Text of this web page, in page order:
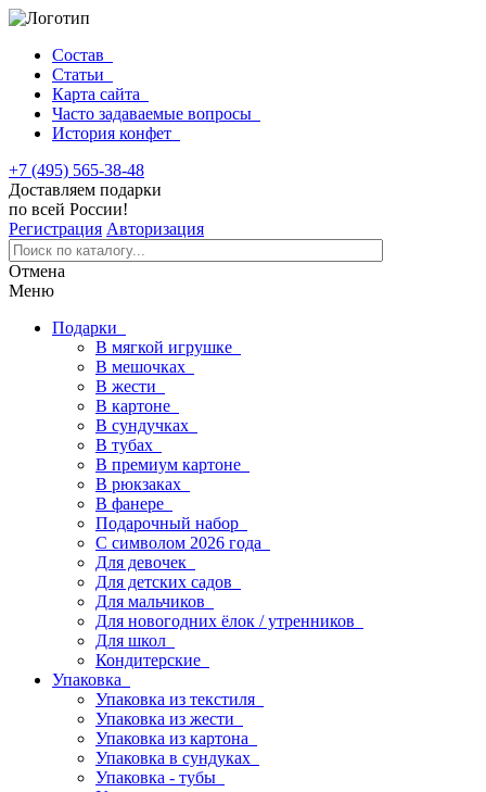
Состав
Статьи
Карта сайта
Часто задаваемые вопросы
История конфет
+7 (495) 565-38-48
Доставляем подарки
по всей России!
Регистрация Авторизация
Отмена
Меню
Подарки
В мягкой игрушке
В мешочках
В жести
В картоне
В сундучках
В тубах
В премиум картоне
В рюкзаках
В фанере
Подарочный набор
С символом 2026 года
Для девочек
Для детских садов
Для мальчиков
Для новогодних ёлок / утренников
Для школ
Кондитерские
Упаковка
Упаковка из текстиля
Упаковка из жести
Упаковка из картона
Упаковка в сундуках
Упаковка - тубы